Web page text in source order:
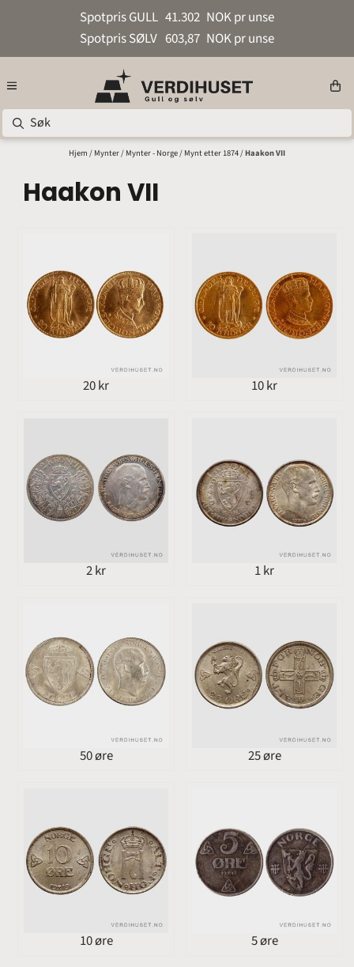
Spotpris GULL 41.302 NOK pr unse
Spotpris SØLV 603,87 NOK pr unse
Hjem / Mynter/ Mynter - Norge/ Mynt etter 1874/Haakon VII
Haakon VII
20 kr 10 kr
2 kr 1 kr
50 øre 25 øre
10 øre 5 øre